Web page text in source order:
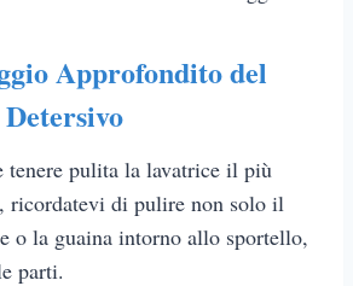
Approfondito del
tenere pulita la lavatrice il più
ricordatevi di pulire non solo il
o la guaina intorno allo sportello,
parti.